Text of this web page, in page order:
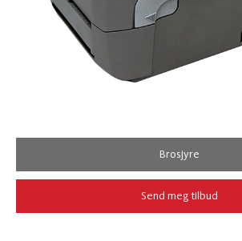
Brosjyre
Send meg tilbud